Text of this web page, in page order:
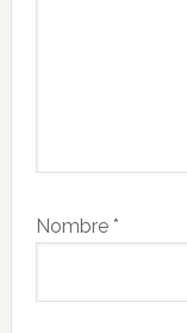
Nombre *